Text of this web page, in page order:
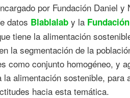
por Fundación Daniel
datos Blablalab y la
tiene la alimentación
la segmentación de la
como conjunto homogéneo, y
la alimentación sostenible,
hacia esta temática.